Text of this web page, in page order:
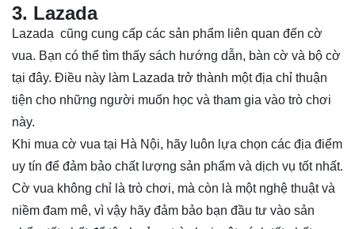
3. Lazada
Lazada cũng cung cấp các sản phẩm liên quan đến cờ
vua. Bạn có thể tìm thấy sách hướng dẫn, bàn cờ và bộ cờ
tại đây. Điều này làm Lazada trở thành một địa chỉ thuận
tiện cho những người muốn học và tham gia vào trò chơi
này.
Khi mua cờ vua tại Hà Nội, hãy luôn lựa chọn các địa điểm
uy tín để đảm bảo chất lượng sản phẩm và dịch vụ tốt nhất.
Cờ vua không chỉ là trò chơi, mà còn là một nghệ thuật và
niềm đam mê, vì vậy hãy đảm bảo bạn đầu tư vào sản